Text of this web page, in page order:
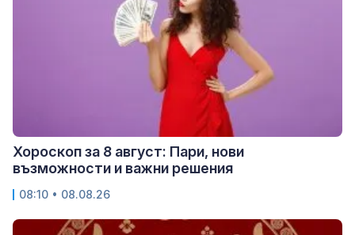
Хороскоп за 8 август: Пари, нови
възможности и важни решения
08:10 • 08.08.26